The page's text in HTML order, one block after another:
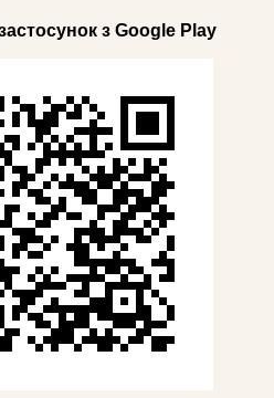
з Google Play